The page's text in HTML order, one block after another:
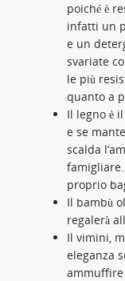
poiché è
infatti un
e un
svariate
le più
quanto a
Il legno è
e se
scalda
proprio
Il bambù
regalerà
Il vimini,
eleganza